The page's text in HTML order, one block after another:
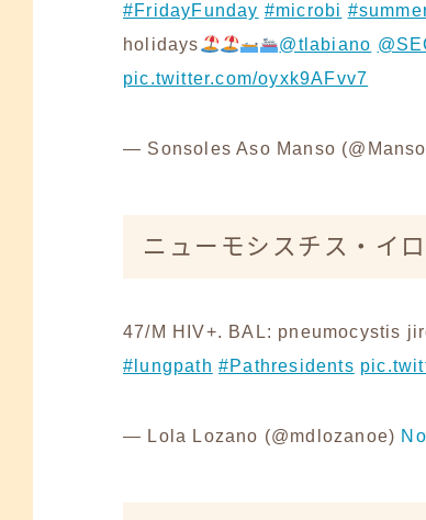
#FridayFunday #microbi
holidays
@tlabiano
pic.twitter.com/oyxk9AFvv7
— Sonsoles Aso Manso
ニューモシスチス・イ
47/M HIV+. BAL: pneumocystis
#lungpath #Pathresidents
— Lola Lozano (@mdlozanoe)